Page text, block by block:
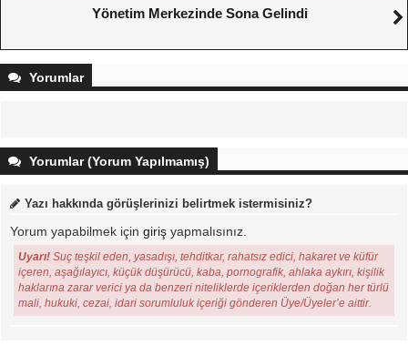
Yönetim Merkezinde Sona Gelindi
Yorumlar
Yorumlar (Yorum Yapılmamış)
Yazı hakkında görüşlerinizi belirtmek istermisiniz?
Yorum yapabilmek için giriş yapmalısınız.
Uyarı! Suç teşkil eden, yasadışı, tehditkar, rahatsız edici, hakaret ve küfür
içeren, aşağılayıcı, küçük düşürücü, kaba, pornografik, ahlaka aykırı, kişilik
haklarına zarar verici ya da benzeri niteliklerde içeriklerden doğan her türlü
mali, hukuki, cezai, idari sorumluluk içeriği gönderen Üye/Üyeler’e aittir.